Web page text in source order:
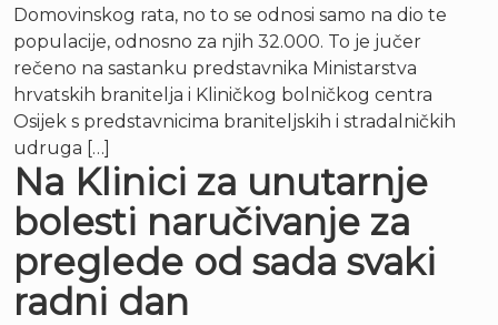
Domovinskog rata, no to se odnosi samo na dio te
populacije, odnosno za njih 32.000. To je jučer
rečeno na sastanku predstavnika Ministarstva
hrvatskih branitelja i Kliničkog bolničkog centra
Osijek s predstavnicima braniteljskih i stradalničkih
udruga […]
Na Klinici za unutarnje
bolesti naručivanje za
preglede od sada svaki
radni dan